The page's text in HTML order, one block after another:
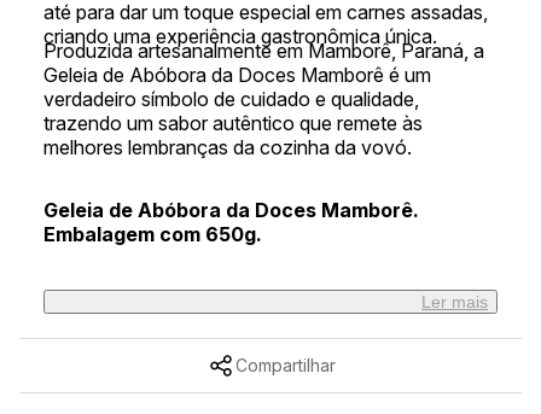
até para dar um toque especial em carnes assadas,
criando uma experiência gastronômica única.
Produzida artesanalmente em Mamborê, Paraná, a
Geleia de Abóbora da Doces Mamborê é um
verdadeiro símbolo de cuidado e qualidade,
trazendo um sabor autêntico que remete às
melhores lembranças da cozinha da vovó.
Geleia de Abóbora da Doces Mamborê.
Embalagem com 650g.
Ler mais
Compartilhar